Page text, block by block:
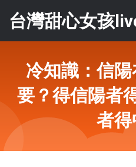
台灣甜心女孩
冷知識：信
要？得信陽者
者